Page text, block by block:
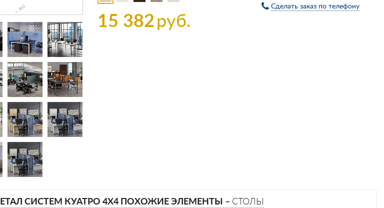
15 382руб.
Сделать заказ по телефону
СИСТЕМ КУАТРО 4Х4 ПОХОЖИЕ ЭЛЕМЕНТЫ – СТОЛЫ